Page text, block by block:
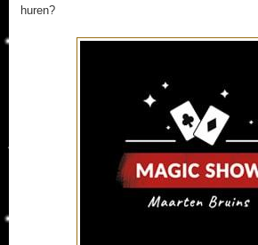
huren?